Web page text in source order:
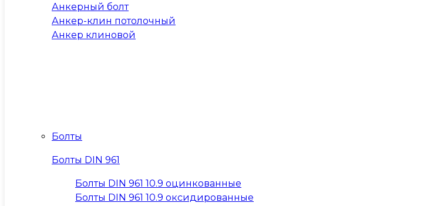
Анкерный болт
Анкер-клин потолочный
Анкер клиновой
Болты
Болты DIN 961
Болты DIN 961 10.9 оцинкованные
Болты DIN 961 10.9 оксидированные